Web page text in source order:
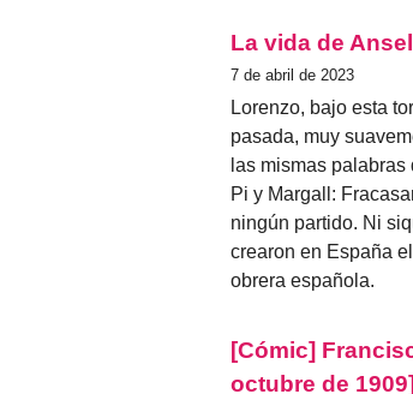
La vida de
7 de abril de 2023
Lorenzo, bajo esta
pasada, muy
las mismas
Pi y Margall:
ningún partido. Ni
crearon en España
obrera española.
[Cómic]
octubre de